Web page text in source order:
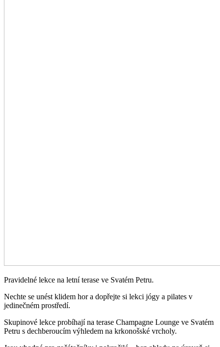
Pravidelné lekce na letní terase ve Svatém Petru.
Nechte se unést klidem hor a dopřejte si lekci jógy a pilates v
jedinečném prostředí.
Skupinové lekce probíhají na terase Champagne Lounge ve Svatém
Petru s dechberoucím výhledem na krkonošské vrcholy.